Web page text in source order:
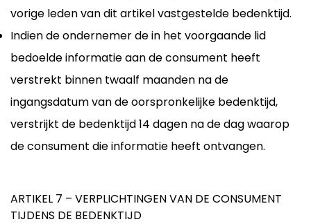
vorige leden van dit artikel vastgestelde bedenktijd.
Indien de ondernemer de in het voorgaande lid
bedoelde informatie aan de consument heeft
verstrekt binnen twaalf maanden na de
ingangsdatum van de oorspronkelijke bedenktijd,
verstrijkt de bedenktijd 14 dagen na de dag waarop
de consument die informatie heeft ontvangen.
ARTIKEL 7 – VERPLICHTINGEN VAN DE CONSUMENT
TIJDENS DE BEDENKTIJD